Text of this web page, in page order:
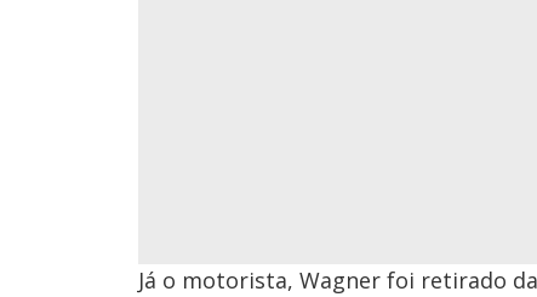
Já o motorista, Wagner foi retirado